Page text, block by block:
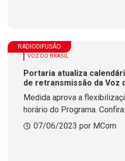
RADIODIFUSÃO
VOZ DO BRASIL
Portaria atualiza
de retransmissão da Voz
Medida aprova a
horário do Programa. Confira:
07/06/2023 por MCom